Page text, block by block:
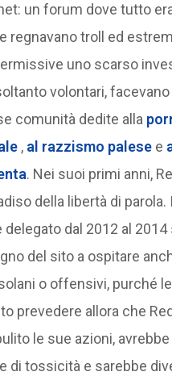
un forum dove tutto
regnavano troll ed
uno scarso
volontari,
comunità dedite alla
, al razzismo palese e
. Nei suoi primi anni,
della libertà di parola.
dal 2012 al
del sito a ospitare
o offensivi, purché
prevedere allora che
le sue azioni,
di tossicità e sarebbe